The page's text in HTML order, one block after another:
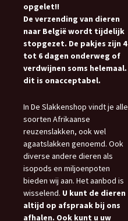
opgelet!!
De verzending van dieren
naar België wordt tijdelijk
stopgezet. De pakjes zijn 4
tot 6 dagen onderweg of
verdwijnen soms helemaal.
dit is onacceptabel.
In De Slakkenshop vindt je alle
soorten Afrikaanse
reuzenslakken, ook wel
agaatslakken genoemd. Ook
diverse andere dieren als
isopods en miljoenpoten
bieden wij aan. Het aanbod is
wisselend. U kunt de dieren
altijd op afspraak bij ons
afhalen. Ook kunt u uw